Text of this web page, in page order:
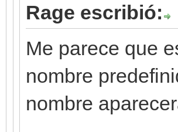
Rage escribió:
Me parece que
nombre
nombre